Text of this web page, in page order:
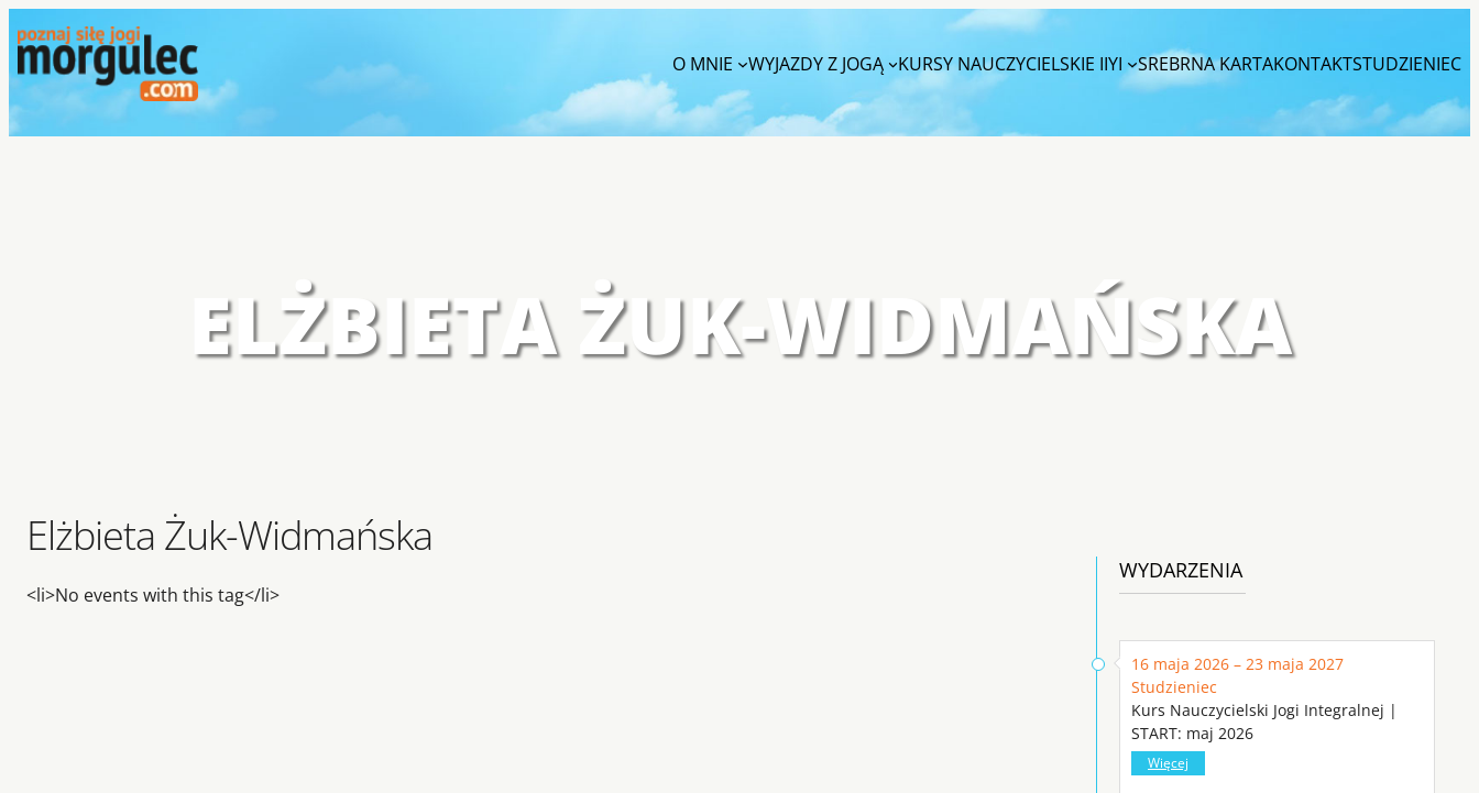
O MNIE WYJAZDY Z JOGĄ KURSY NAUCZYCIELSKIE IIYI SREBRNA KARTAKONTAKTSTUDZIENIEC
ELŻBIETA ŻUK-WIDMAŃSKA
Elżbieta Żuk-Widmańska
<li>No events with this tag</li>
WYDARZENIA
16 maja 2026 – 23 maja 2027
Studzieniec
Kurs Nauczycielski Jogi Integralnej |
START: maj 2026
Więcej